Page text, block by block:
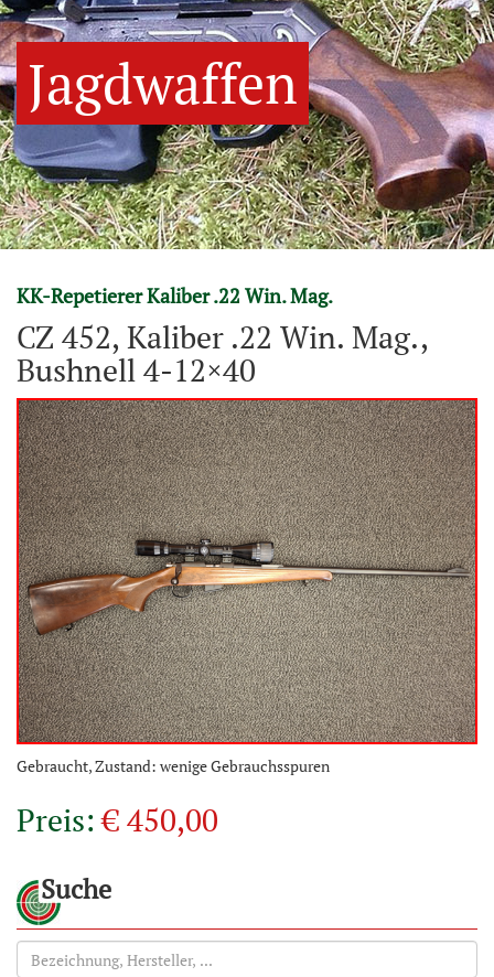
Jagdwaffen
KK-Repetierer Kaliber .22 Win. Mag.
CZ 452, Kaliber .22 Win. Mag.,
Bushnell 4-12×40
Gebraucht, Zustand: wenige Gebrauchsspuren
Preis:€ 450,00
Suche